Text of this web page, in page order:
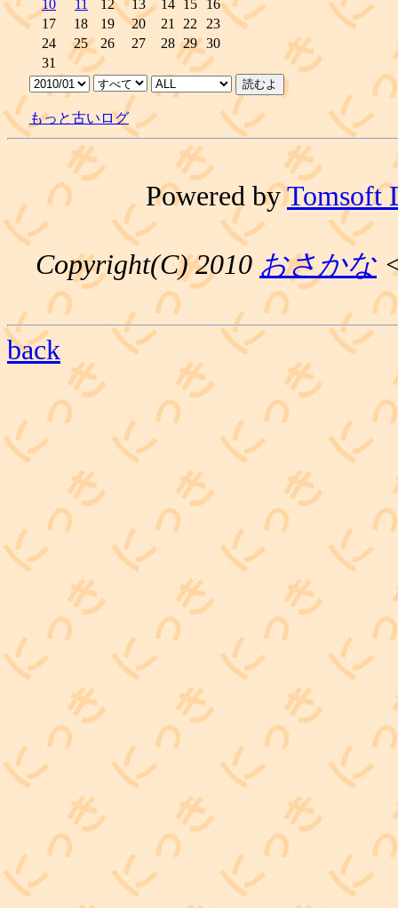
10 11 12 13 14 15
16
17
18 19 20 21 22
23
24
25 26 27 28 29 30
31
もっと古いログ
Powered byTomsoft
Copyright(C) 2010 おさかな
back